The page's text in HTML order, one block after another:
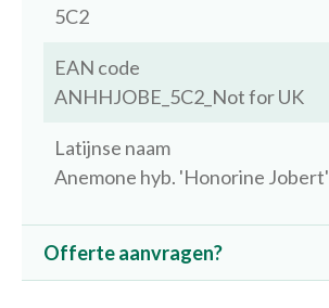
5C2
EAN code
ANHHJOBE_5C2_Not for UK
Latijnse naam
Anemone hyb. 'Honorine Jobert'
Offerte aanvragen?